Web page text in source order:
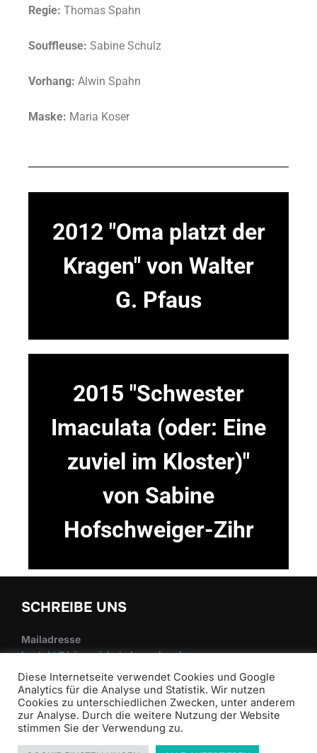
Regie: Thomas Spahn
Souffleuse: Sabine Schulz
Vorhang: Alwin Spahn
Maske: Maria Koser
2012 "Oma platzt der
Kragen" von Walter
G. Pfaus
2015 "Schwester
Imaculata (oder: Eine
zuviel im Kloster)"
von Sabine
Hofschweiger-Zihr​
SCHREIBE UNS
Mailadresse
kontakt@laienspiel-nieder-roden.de
Diese Internetseite verwendet Cookies und Google
Analytics für die Analyse und Statistik. Wir nutzen
Cookies zu unterschiedlichen Zwecken, unter anderem
zur Analyse. Durch die weitere Nutzung der Website
stimmen Sie der Verwendung zu.